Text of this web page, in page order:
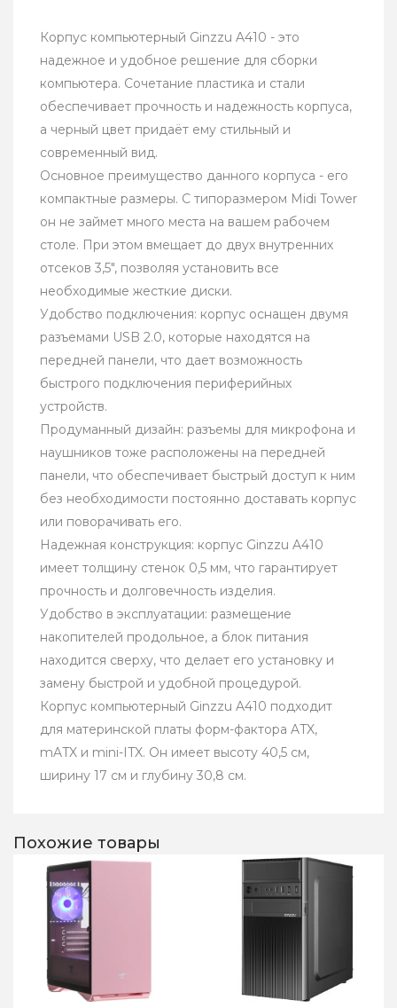
Корпус компьютерный Ginzzu A410 - это
надежное и удобное решение для сборки
компьютера. Сочетание пластика и стали
обеспечивает прочность и надежность корпуса,
а черный цвет придаёт ему стильный и
современный вид.
Основное преимущество данного корпуса - его
компактные размеры. С типоразмером Midi Tower
он не займет много места на вашем рабочем
столе. При этом вмещает до двух внутренних
отсеков 3,5", позволяя установить все
необходимые жесткие диски.
Удобство подключения: корпус оснащен двумя
разъемами USB 2.0, которые находятся на
передней панели, что дает возможность
быстрого подключения периферийных
устройств.
Продуманный дизайн: разъемы для микрофона и
наушников тоже расположены на передней
панели, что обеспечивает быстрый доступ к ним
без необходимости постоянно доставать корпус
или поворачивать его.
Надежная конструкция: корпус Ginzzu A410
имеет толщину стенок 0,5 мм, что гарантирует
прочность и долговечность изделия.
Удобство в эксплуатации: размещение
накопителей продольное, а блок питания
находится сверху, что делает его установку и
замену быстрой и удобной процедурой.
Корпус компьютерный Ginzzu A410 подходит
для материнской платы форм-фактора ATX,
mATX и mini-ITX. Он имеет высоту 40,5 см,
ширину 17 см и глубину 30,8 см.
Похожие товары